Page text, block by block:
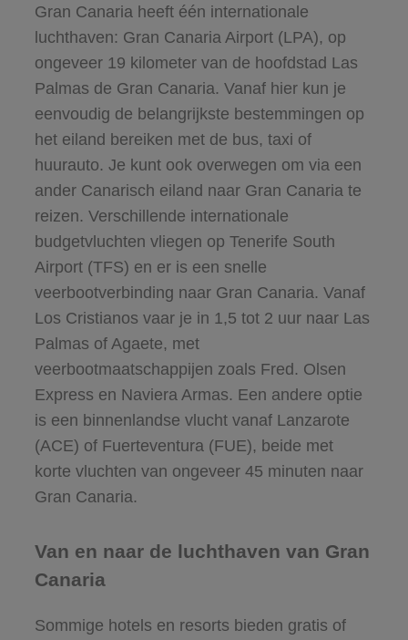
Gran Canaria heeft één internationale
luchthaven: Gran Canaria Airport (LPA), op
ongeveer 19 kilometer van de hoofdstad Las
Palmas de Gran Canaria. Vanaf hier kun je
eenvoudig de belangrijkste bestemmingen op
het eiland bereiken met de bus, taxi of
huurauto. Je kunt ook overwegen om via een
ander Canarisch eiland naar Gran Canaria te
reizen. Verschillende internationale
budgetvluchten vliegen op Tenerife South
Airport (TFS) en er is een snelle
veerbootverbinding naar Gran Canaria. Vanaf
Los Cristianos vaar je in 1,5 tot 2 uur naar Las
Palmas of Agaete, met
veerbootmaatschappijen zoals Fred. Olsen
Express en Naviera Armas. Een andere optie
is een binnenlandse vlucht vanaf Lanzarote
(ACE) of Fuerteventura (FUE), beide met
korte vluchten van ongeveer 45 minuten naar
Gran Canaria.
Van en naar de luchthaven van Gran
Canaria
Sommige hotels en resorts bieden gratis of